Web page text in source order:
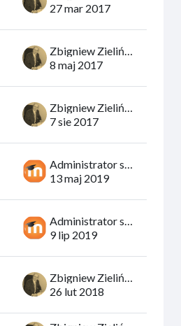
27 mar 2017
8 maj 2017
7 sie 2017
13 maj 2019
9 lip 2019
26 lut 2018